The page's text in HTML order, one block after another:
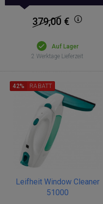
379,00 €
Auf Lager
2 Werktage Lieferzeit
Leifheit Window Cleaner
51000
42% RABATT